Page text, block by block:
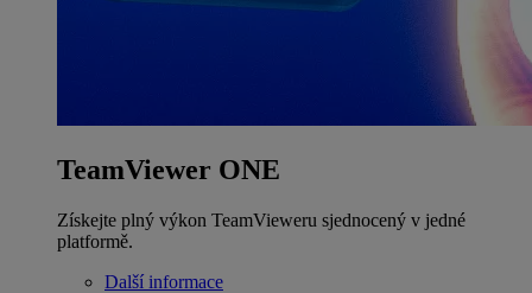
TeamViewer ONE
Získejte plný výkon TeamVieweru sjednocený v jedné
platformě.
Další informace